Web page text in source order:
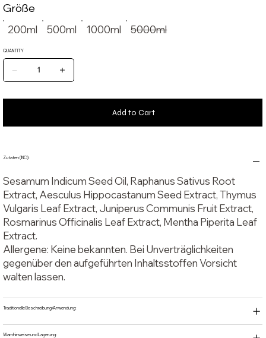
Konzentration von europäischen Kräutern wie schwarzem
Rettich, Rosskastanie, Thymian und Rosmarin, pflegt die
Hautgefühl. Als modern-europäische Ayurveda-
Komposition verbindet es klassische Ölzubereitung mit
heimischen Pflanzen für zeitgemäße Selbstpflege.
Erstimporteur: Midgard Kalari, Zum Papenbusch 21, 38723
Seesen, Germany.
200ml 500ml 1000ml 5000ml
Größe
QUANTITY
Add to Cart
Zutaten (INCI):
Sesamum Indicum Seed Oil, Raphanus Sativus Root
Extract, Aesculus Hippocastanum Seed Extract, Thymus
Vulgaris Leaf Extract, Juniperus Communis Fruit Extract,
Rosmarinus Officinalis Leaf Extract, Mentha Piperita Leaf
Extract.
Allergene: Keine bekannten. Bei Unverträglichkeiten
gegenüber den aufgeführten Inhaltsstoffen Vorsicht
walten lassen.
Traditionelle Beschreibung/Anwendung:
Warnhinweise und Lagerung: